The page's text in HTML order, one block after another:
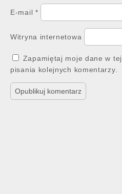
E-mail *
Witryna internetowa
Zapamiętaj moje dane w
pisania kolejnych komentarzy.